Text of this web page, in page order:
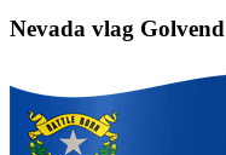
Nevada vlag Golvend